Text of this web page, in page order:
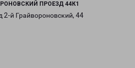
ПРОЕЗД 44К1
2-й Грайвороновский, 44